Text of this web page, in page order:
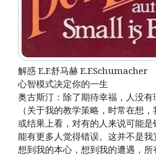
解惑 E.F.舒马赫 E.F.Schumacher
心智模式决定你的一生
奥古斯汀：除了期待幸福，人没有
（关于我的教学策略，时常在想
或结果上看，对有的人来说可能
能有更多人觉得错误。这并不是我
想到我的本心，想到我的遭遇，